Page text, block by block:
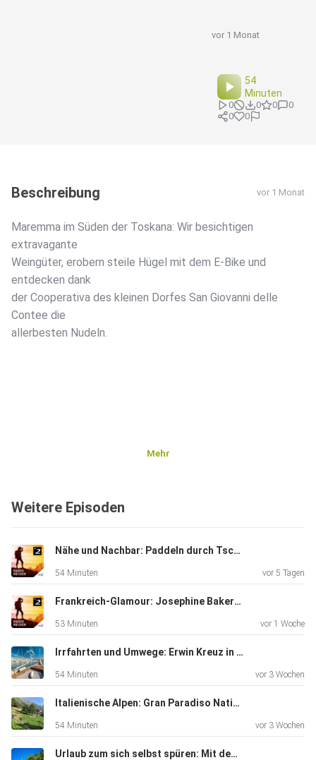
vor 1 Monat
54
Minuten
0 0 0
0
0
0
Beschreibung vor 1 Monat
Maremma im Süden der Toskana: Wir besichtigen
extravagante
Weingüter, erobern steile Hügel mit dem E-Bike und
entdecken dank
der Cooperativa des kleinen Dorfes San Giovanni delle
Contee die
allerbesten Nudeln.
Mehr
Weitere Episoden
Nähe und Nachbar: Paddeln durch Tschechien auf der Moldau, Podcast-Tipp Kontinental-Platten, Lauschtour in Schwaben
54 Minuten vor 5 Tagen
Frankreich-Glamour: Josephine Bakers Chateau des Milandes, Lieblingsinsel Korsika, Villa Ephrussi de Rothschild an der Côte d’Azur
53 Minuten vor 1 Woche
Irrfahrten und Umwege: Erwin Kreuz in Bangor, Autor Philipp Laage “Travel is broken”, auf den Spuren der Odyssee im Mittelmeer
54 Minuten vor 3 Wochen
Italienische Alpen: Gran Paradiso Nationalpark, Alpenüberquerung mit den Bergfreundinnen, Pizza und Pasta
54 Minuten vor 3 Wochen
Urlaub zum sich selbst spüren: Mit dem Motorrad durch Alabama, nebeliger Wald am Appalachian Trail, Alpenüberquerung mit den Bergfreundinnen